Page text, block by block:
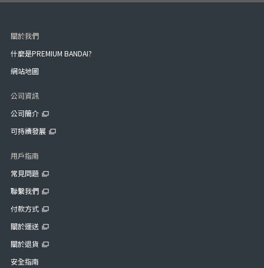
關於我們
什麼是PREMIUM BANDAI?
網站地圖
公司資訊
公司簡介
可持續發展
用戶指南
常見問題
聯繫我們
付款方式
關於運送
關於退貨
安全指南